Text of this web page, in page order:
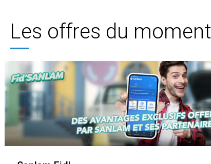
Les offres du moment